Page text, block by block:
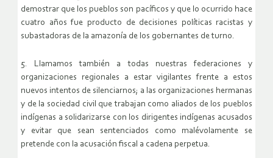
demostrar que los pueblos son pacíficos y que lo ocurrido hace
cuatro años fue producto de decisiones políticas racistas y
subastadoras de la amazonía de los gobernantes de turno.
5. Llamamos también a todas nuestras federaciones y
organizaciones regionales a estar vigilantes frente a estos
nuevos intentos de silenciarnos; a las organizaciones hermanas
y de la sociedad civil que trabajan como aliados de los pueblos
indígenas a solidarizarse con los dirigentes indígenas acusados
y evitar que sean sentenciados como malévolamente se
pretende con la acusación fiscal a cadena perpetua.